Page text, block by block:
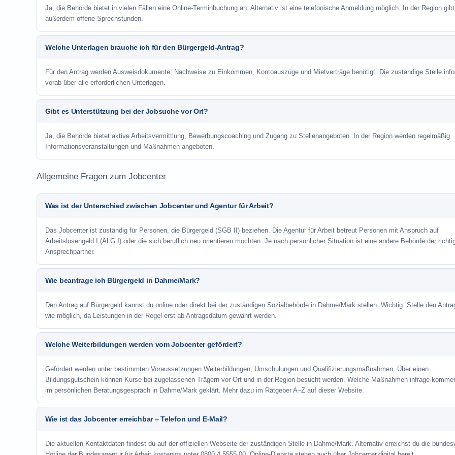
Ja, die Behörde bietet in vielen Fällen eine Online-Terminbuchung an. Alternativ ist eine telefonische Anmeldung möglich. In der Region
außerdem offene Sprechstunden.
Welche Unterlagen brauche ich für den Bürgergeld-Antrag?
Für den Antrag werden Ausweisdokumente, Nachweise zu Einkommen, Kontoauszüge und Mietverträge benötigt. Die zuständige Stelle
vorab über alle erforderlichen Unterlagen.
Gibt es Unterstützung bei der Jobsuche vor Ort?
Ja, die Behörde bietet aktive Arbeitsvermittlung, Bewerbungscoaching und Zugang zu Stellenangeboten. In der Region werden regelmäßig
Informationsveranstaltungen und Maßnahmen angeboten.
Allgemeine Fragen zum Jobcenter
Was ist der Unterschied zwischen Jobcenter und Agentur für Arbeit?
Das Jobcenter ist zuständig für Personen, die Bürgergeld (SGB II) beziehen. Die Agentur für Arbeit betreut Personen mit Anspruch auf
Arbeitslosengeld I (ALG I) oder die sich beruflich neu orientieren möchten. Je nach persönlicher Situation ist eine andere Behörde der
Ansprechpartner.
Wie beantrage ich Bürgergeld in Dahme/Mark?
Den Antrag auf Bürgergeld kannst du online oder direkt bei der zuständigen Sozialbehörde in Dahme/Mark stellen. Wichtig: Stelle den
wie möglich, da Leistungen in der Regel erst ab Antragsdatum gewährt werden.
Welche Weiterbildungen werden vom Jobcenter gefördert?
Gefördert werden unter bestimmten Voraussetzungen Weiterbildungen, Umschulungen und Qualifizierungsmaßnahmen. Über einen
Bildungsgutschein können Kurse bei zugelassenen Trägern vor Ort und in der Region besucht werden. Welche Maßnahmen infrage
im persönlichen Beratungsgespräch in Dahme/Mark geklärt. Mehr dazu im Ratgeber A–Z auf dieser Website.
Wie ist das Jobcenter erreichbar – Telefon und E-Mail?
Die aktuellen Kontaktdaten findest du auf der offiziellen Webseite der zuständigen Stelle in Dahme/Mark. Alternativ erreichst du die